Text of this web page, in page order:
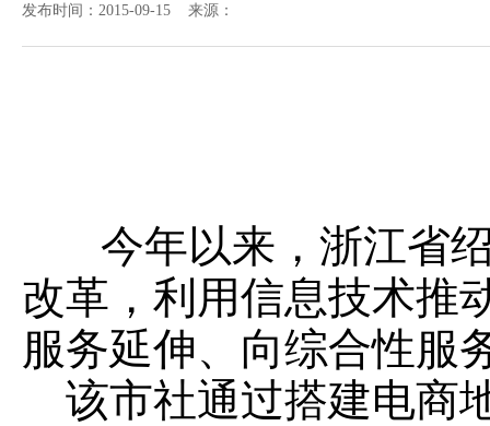
发布时间：2015-09-15 来源：
今年以来，浙江省
改革，利用信息技术推
服务延伸、向综合性服
该市社通过搭建电商